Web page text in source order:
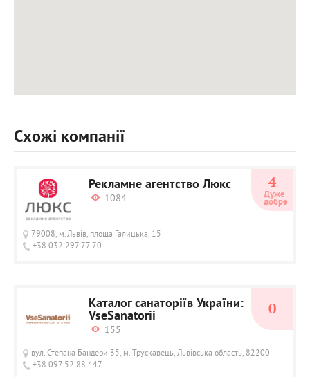
Схожі компанії
Рекламне агентство Люкс
1084
79008, м.Львів, площа Галицька, 15
+38 032 297 77 70
4
Дуже
добре
Каталог санаторіїв України:
VseSanatorii
155
вул. Степана Бандери 35, м. Трускавець, Львівська область, 82200
+38 097 52 88 447
0